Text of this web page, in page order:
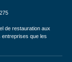
de restauration aux
que les